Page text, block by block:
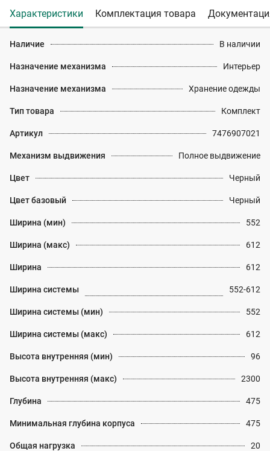
Характеристики Комплектация товара
Наличие В наличии
Назначение механизма Интерьер
Назначение механизма Хранение одежды
Тип товара Комплект
Артикул 7476907021
Механизм выдвижения Полное выдвижение
Цвет Черный
Цвет базовый Черный
Ширина (мин) 552
Ширина (макс) 612
Ширина 612
Ширина системы 552-612
Ширина системы (мин) 552
Ширина системы (макс) 612
Высота внутренняя (мин) 96
Высота внутренняя (макс) 2300
Глубина 475
Минимальная глубина корпуса 475
Общая нагрузка 20